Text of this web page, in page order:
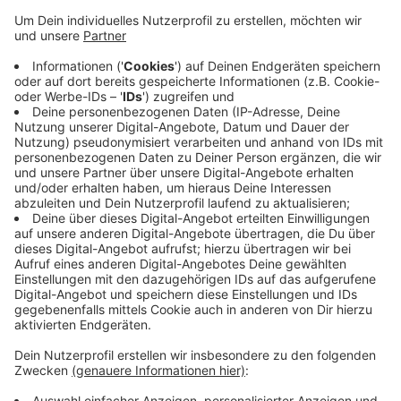
Wetters am Dienstagmorgen wieder die rote Fahne
Die rote Flagge bedeutet, dass es verboten ist, in den
betroffenen Gebieten des Hohen Venns zu wandern.
Sie wird an verschiedenen Eingängen gehisst und
Patrouillen sollen die Einhaltung der Maßnahme
überprüfen.
So ein Verbot gab es schon im März und es bleibt
bestehen bis sich die trockenen Bedingungen wieder
gelegt haben.
Anzeige